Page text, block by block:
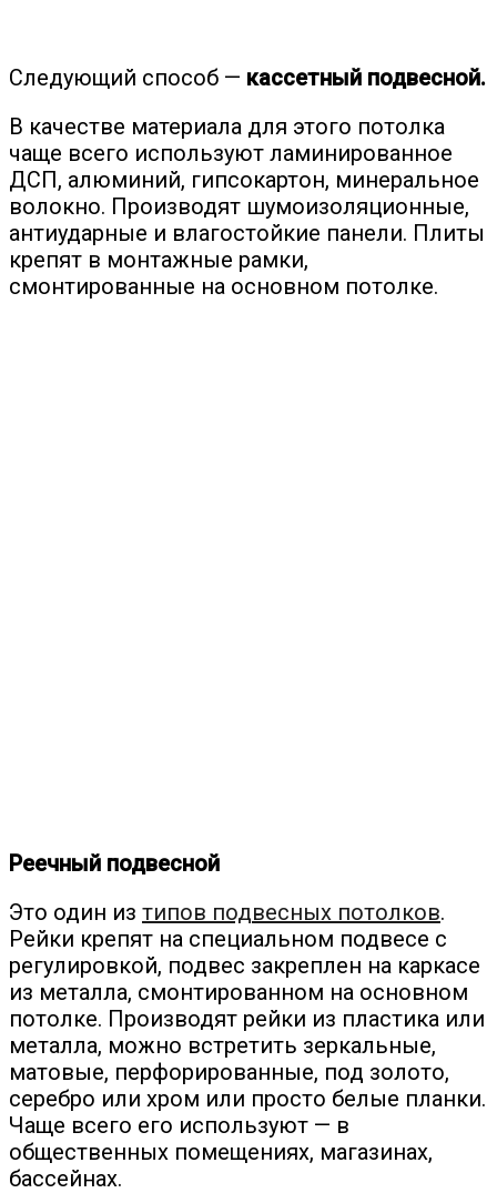
Следующий способ — кассетный подвесной.
В качестве материала для этого потолка
чаще всего используют ламинированное
ДСП, алюминий, гипсокартон, минеральное
волокно. Производят шумоизоляционные,
антиударные и влагостойкие панели. Плиты
крепят в монтажные рамки,
смонтированные на основном потолке.
Реечный подвесной
Это один из типов подвесных потолков.
Рейки крепят на специальном подвесе с
регулировкой, подвес закреплен на каркасе
из металла, смонтированном на основном
потолке. Производят рейки из пластика или
металла, можно встретить зеркальные,
матовые, перфорированные, под золото,
серебро или хром или просто белые планки.
Чаще всего его используют — в
общественных помещениях, магазинах,
бассейнах.